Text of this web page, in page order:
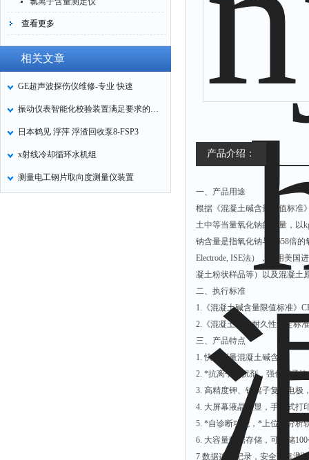
查看更多
相关文章
GE超声波探伤仪维修-专业 快速
振动仪表智能化校验装置满足要求的测量指标
日本鹤见 浮萍 浮渣回收泵8-FSP3
x射线冷却循环水机组
测量电工钢片取向度测量仪装置
产品介绍：
一、产品用途
根据《混凝土碱含量限值标准
土中等当量氧化钠的含量，以
钠含量是指氧化钠与0.658倍的
Electrode, ISE法），利用美
凝土粉状样品等）以及混凝土
二、执行标准
1.《混凝土碱含量限值标准》
2.《混凝土结构耐久性评定标
三、产品特点
1. 快速测量混凝土碱含量
2. *抗离子干扰剂，强化离子
3. 高精度钾、钠离子复合电极
4. 大屏幕液晶直显，手持式打
5. *自诊断功能，*上位机分析
6. 大容量数据存储，可存储
7 数据连续记录，安全可靠测